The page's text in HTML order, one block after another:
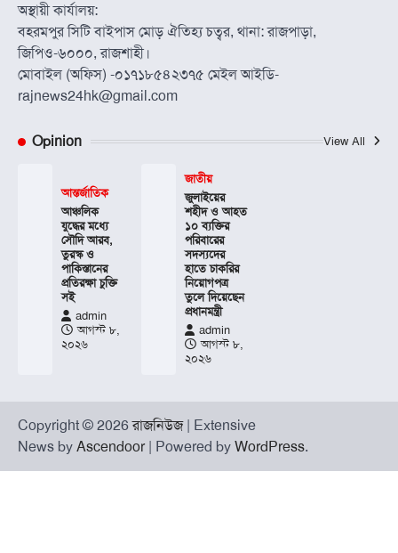
অস্থায়ী কার্যালয়:
বহরমপুর সিটি বাইপাস মোড় ঐতিহ্য চত্বর, থানা: রাজপাড়া,
জিপিও-৬০০০, রাজশাহী।
মোবাইল (অফিস) -০১৭১৮৫৪২৩৭৫ মেইল আইডি-
rajnews24hk@gmail.com
Opinion View All
আন্তর্জাতিক
আঞ্চলিক
যুদ্ধের মধ্যে
সৌদি আরব,
তুরস্ক ও
পাকিস্তানের
প্রতিরক্ষা চুক্তি
সই
admin
আগস্ট ৮,
২০২৬
জাতীয়
জুলাইয়ের
শহীদ ও আহত
১০ ব্যক্তির
পরিবারের
সদস্যদের
হাতে চাকরির
নিয়োগপত্র
তুলে দিয়েছেন
প্রধানমন্ত্রী
admin
আগস্ট ৮,
২০২৬
Copyright © 2026রাজনিউজ| Extensive
News by Ascendoor| Powered by WordPress.